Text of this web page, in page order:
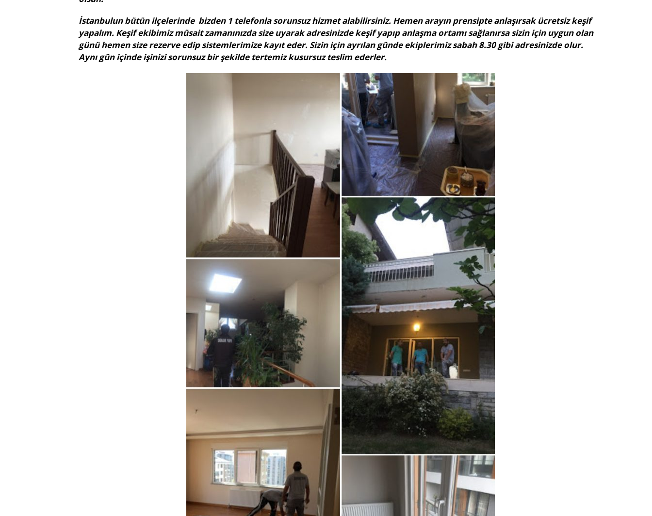
İstanbulun bütün ilçelerinde bizden 1 telefonla sorunsuz hizmet alabilirsiniz. Hemen arayın prensipte anlaşırsak ücretsiz keşif
yapalım. Keşif ekibimiz müsait zamanınızda size uyarak adresinizde keşif yapıp anlaşma ortamı sağlanırsa sizin için uygun olan
günü hemen size rezerve edip sistemlerimize kayıt eder. Sizin için ayrılan günde ekiplerimiz sabah 8.30 gibi adresinizde olur.
Aynı gün içinde işinizi sorunsuz bir şekilde tertemiz kusursuz teslim ederler.